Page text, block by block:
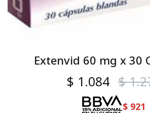
Extenvid 60 mg x 30
$ 1.084 $
$ 921